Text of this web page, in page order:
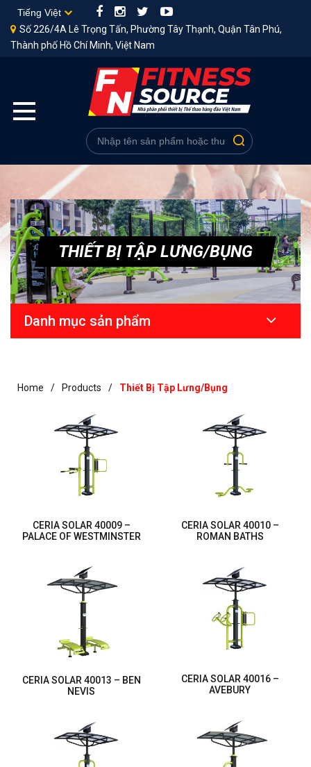
Số 226/4A Lê Trọng Tấn, Phường Tây Thạnh, Quận Tân Phú,
Thành phố Hồ Chí Minh, Việt Nam
THIẾT BỊ TẬP LƯNG/BỤNG
Danh mục sản phẩm
Home Products Thiết Bị Tập Lưng/bụng
CERIA SOLAR 40009 –
PALACE OF WESTMINSTER
CERIA SOLAR 40010 –
ROMAN BATHS
CERIA SOLAR 40013 – BEN
NEVIS
CERIA SOLAR 40016 –
AVEBURY